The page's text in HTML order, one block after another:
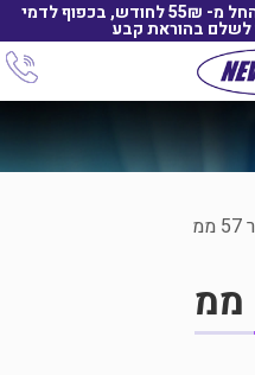
מכשירים מחודשים: בשיטת ליסינג החל מ- 55₪ לחודש, בכפוף לדמי
לשלם בהוראת קבע